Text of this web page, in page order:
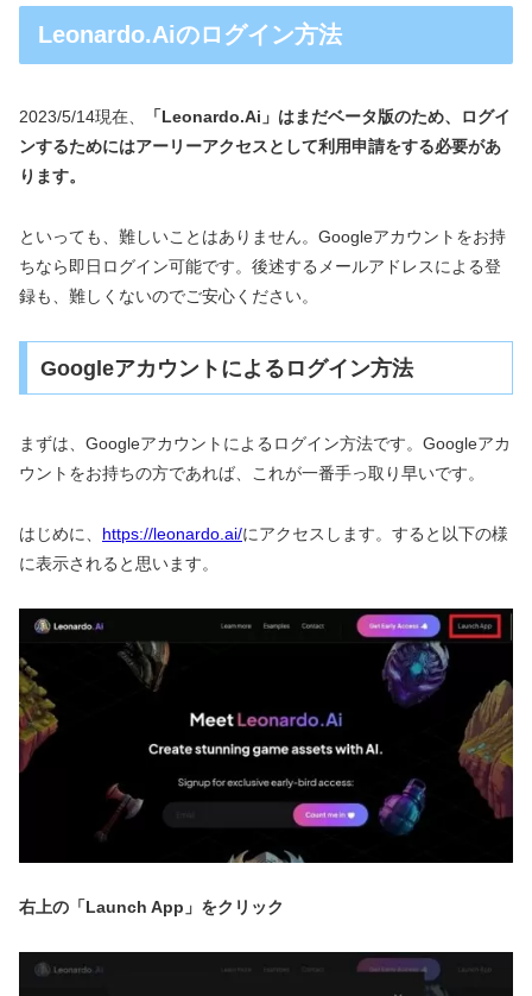
Leonardo.Aiのログイン方法
2023/5/14現在、
「Leonardo.Ai」はまだベータ版のため、ログイ
ンするためにはアーリーアクセスとして利用申請をする必要があ
ります。
といっても、難しいことはありません。Googleアカウントをお持
ちなら即日ログイン可能です。後述するメールアドレスによる登
録も、難しくないのでご安心ください。
Googleアカウントによるログイン方法
まずは、Googleアカウントによるログイン方法です。Googleアカ
ウントをお持ちの方であれば、これが一番手っ取り早いです。
はじめに、 https://leonardo.ai/にアクセスします。すると以下の様
に表示されると思います。
右上の「Launch App」をクリック